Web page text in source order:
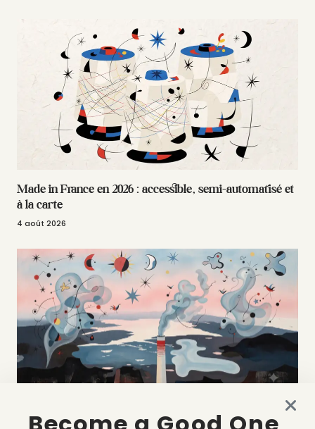
Made in France en 2026 : accessible, semi-automatisé et
à la carte
4 août 2026
La liste des prestataires du bilan carbone d’une marque